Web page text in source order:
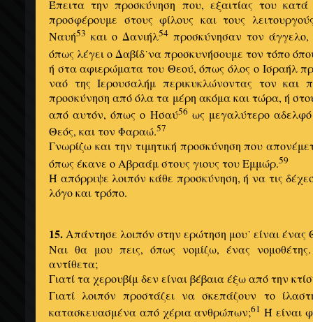
Έπειτα την προσκύνηση που, εξαιτίας του
προσφέρουμε στους φίλους και τους
Ναυή53 και ο Δανιήλ54 προσκύνησαν τον
όπως λέγει ο Δαβίδ˙να προσκυνήσουμε τον τόπο
ή στα αφιερώματα του Θεού, όπως όλος ο Ισραήλ
ναό της Ιερουσαλήμ περικυκλώνοντας τον και
προσκύνηση από όλα τα μέρη ακόμα και τώρα, ή
από αυτόν, όπως ο Ησαύ56ως μεγαλύτερο
Θεός, και τον Φαραώ.57
Γνωρίζω και την τιμητική προσκύνηση που
όπως έκανε ο Αβραάμ στους γιους του Εμμώρ.59
Ή απόρριψε λοιπόν κάθε προσκύνηση, ή να τις
λόγο και τρόπο.
15. Απάντησε λοιπόν στην ερώτηση μου˙ είναι ένας
Ναι θα μου πεις, όπως νομίζω, ένας
αντίθετα;
Γιατί τα χερουβίμ δεν είναι βέβαια έξω από την
Γιατί λοιπόν προστάζει να σκεπάζουν το
κατασκευασμένα από χέρια ανθρώπων;61Ή είναι